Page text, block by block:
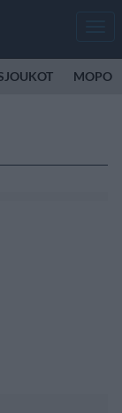
MOPO